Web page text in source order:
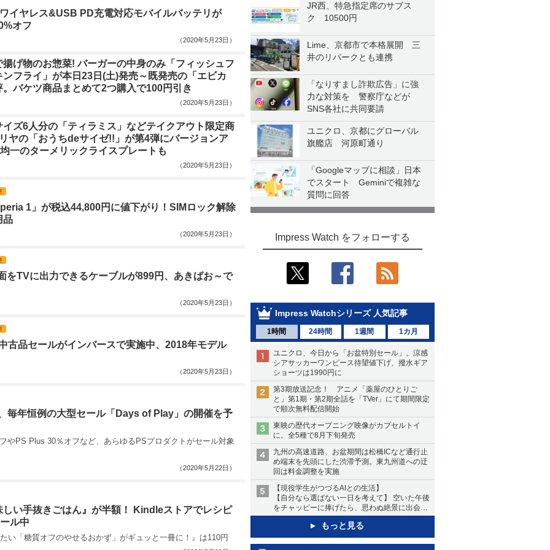
JR西、特急指定席のサブス
ク 10500円
Lime、京都市で本格展開 三
井のリパークとも連携
「なりすまし詐欺広告」に強
力な対策を 警察庁などが
SNS各社に共同要請
ユニクロ、京都にグローバル
旗艦店 河原町通り
「Googleマップに相談」日本
でスタート Geminiで複雑な
質問に回答
Impress Watch をフォローする
Impress Watchシリーズ 人気記事
1時間 24時間 1週間 1カ月
ユニクロ、今日から「お盆特別セール」。涼感
シアサッカーワンピース待望値下げ、撥水ギア
ショーツは1990円に
第3期放送記念！ アニメ「薬屋のひとりご
と」第1期・第2期全話を「TVer」にて期間限定
で順次無料配信開始
東映の歴代オープニング映像がカプセルトイ
に。全5種で8月下旬発売
九州の高速道路、お盆期間は松橋ICなど通行止
め端末を先頭にした渋滞予測。東九州道への迂
回は料金調整を実施
【現役学生がつづるAIとの生活】
【自分なら選ばない一日を考えて】 空いた午後
をチャッピーに捧げたら、思わぬ絶景に出会っ
た話
もっと見る
イヤレス&USB PD充電対応モバイルバッテリが
オフ
（2020年5月23日）
揚げ物のお惣菜! バーガーの中身のみ「フィッシュフ
フライ」が本日23日(土)発売～既発売の「エビカ
バケツ商品まとめて2つ購入で100円引き
（2020年5月23日）
イズ6人分の「ティラミス」などテイクアウト限定商
ヤの「おうちdeサイゼ!!」が第4弾にバージョンア
一のターメリックライスプレートも
（2020年5月23日）
1」が税込44,800円に値下がり！SIMロック解除
品
（2020年5月23日）
をTVに出力できるケーブルが899円、あきばお～で
（2020年5月23日）
古品セールがインバースで実施中、2018年モデル
（2020年5月23日）
毎年恒例の大型セール「Days of Play」の開催を予
やPS Plus 30％オフなど、あらゆるPSプロダクトがセール対象
（2020年5月22日）
しい手抜きごはん』が半額！ Kindleストアでレシピ
ル中
い「糖質オフのやせるおかず」がギュッと一冊に！』は110円